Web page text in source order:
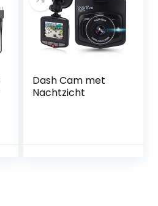
Dash Cam met
Nachtzicht